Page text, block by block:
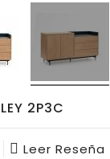
2P3C
Leer Reseña